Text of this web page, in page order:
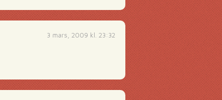
3 mars, 2009 kl. 23:32